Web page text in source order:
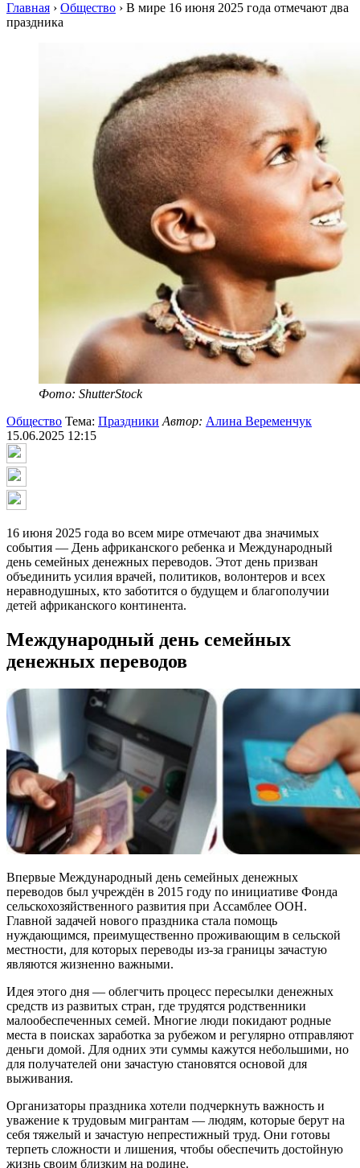
Главная › Общество › В мире 16 июня 2025 года отмечают два
праздника
Фото: ShutterStock
Общество Тема: Праздники Автор: Алина Веременчук
15.06.2025 12:15
16 июня 2025 года во всем мире отмечают два значимых
события — День африканского ребенка и Международный
день семейных денежных переводов. Этот день призван
объединить усилия врачей, политиков, волонтеров и всех
неравнодушных, кто заботится о будущем и благополучии
детей африканского континента.
Международный день семейных
денежных переводов
Впервые Международный день семейных денежных
переводов был учреждён в 2015 году по инициативе Фонда
сельскохозяйственного развития при Ассамблее ООН.
Главной задачей нового праздника стала помощь
нуждающимся, преимущественно проживающим в сельской
местности, для которых переводы из-за границы зачастую
являются жизненно важными.
Идея этого дня — облегчить процесс пересылки денежных
средств из развитых стран, где трудятся родственники
малообеспеченных семей. Многие люди покидают родные
места в поисках заработка за рубежом и регулярно отправляют
деньги домой. Для одних эти суммы кажутся небольшими, но
для получателей они зачастую становятся основой для
выживания.
Организаторы праздника хотели подчеркнуть важность и
уважение к трудовым мигрантам — людям, которые берут на
себя тяжелый и зачастую непрестижный труд. Они готовы
терпеть сложности и лишения, чтобы обеспечить достойную
жизнь своим близким на родине.